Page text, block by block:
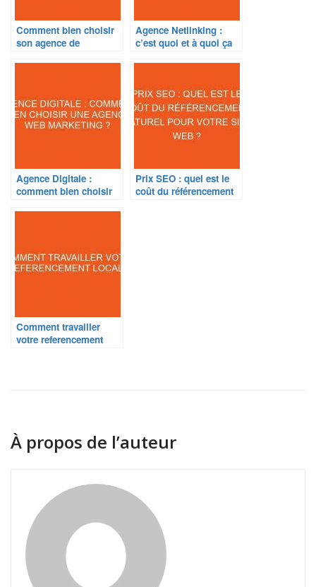
Comment bien choisir
son agence de
Agence Netlinking :
c’est quoi et à quoi ça
Agence Digitale :
comment bien choisir
Prix SEO : quel est le
coût du référencement
Comment travailler
votre referencement
À propos de l’auteur